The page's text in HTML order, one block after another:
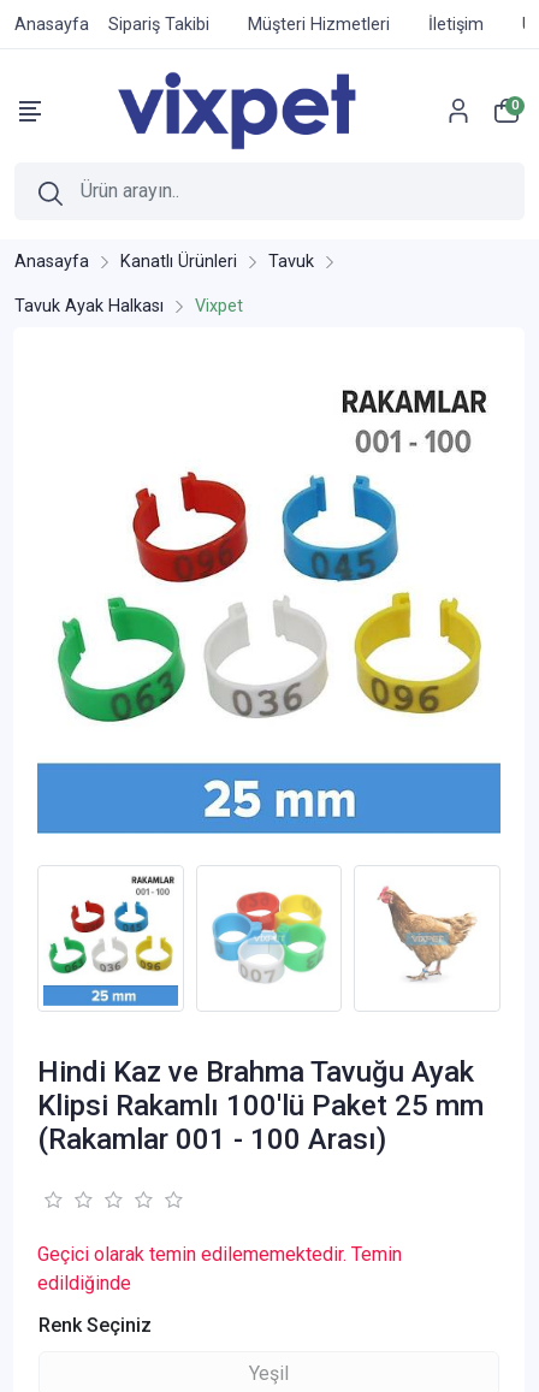
Anasayfa Sipariş Takibi Müşteri Hizmetleri İletişim
0
Anasayfa Kanatlı Ürünleri Tavuk
Tavuk Ayak Halkası Vixpet
Hindi Kaz ve Brahma Tavuğu Ayak
Klipsi Rakamlı 100'lü Paket 25 mm
(Rakamlar 001 - 100 Arası)
Geçici olarak temin edilememektedir. Temin
edildiğinde
Renk Seçiniz
Yeşil